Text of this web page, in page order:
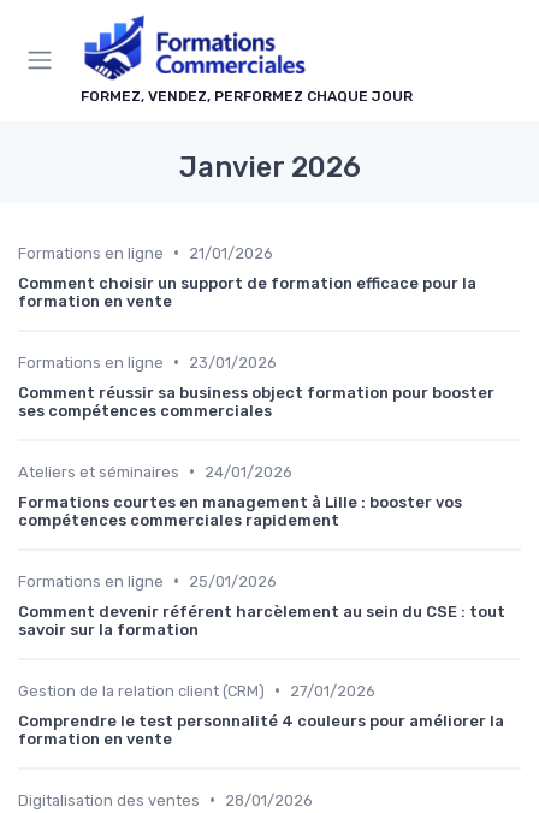
FORMEZ, VENDEZ, PERFORMEZ CHAQUE JOUR
Janvier 2026
Formations en ligne •
21/01/2026
Comment choisir un support de formation efficace pour la
formation en vente
Formations en ligne •
23/01/2026
Comment réussir sa business object formation pour booster
ses compétences commerciales
Ateliers et séminaires •
24/01/2026
Formations courtes en management à Lille : booster vos
compétences commerciales rapidement
Formations en ligne •
25/01/2026
Comment devenir référent harcèlement au sein du CSE : tout
savoir sur la formation
Gestion de la relation client (CRM) •
27/01/2026
Comprendre le test personnalité 4 couleurs pour améliorer la
formation en vente
Digitalisation des ventes •
28/01/2026
Panneau de gestion des cookies